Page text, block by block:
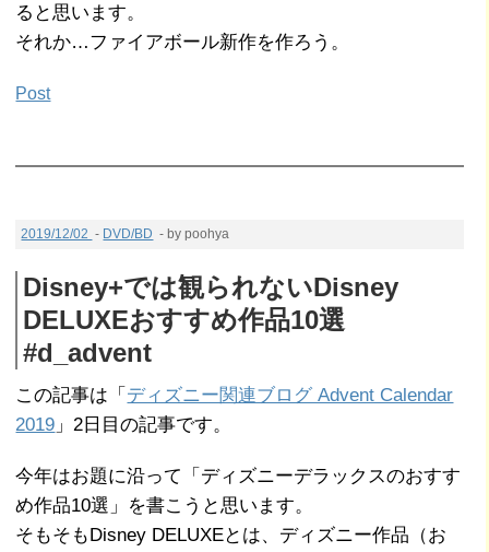
ると思います。
それか…ファイアボール新作を作ろう。
Post
2019/12/02 - DVD/BD - by poohya
Disney+では観られないDisney
DELUXEおすすめ作品10選
#d_advent
この記事は「 ディズニー関連ブログ Advent Calendar
2019 」2日目の記事です。
今年はお題に沿って「ディズニーデラックスのおすす
め作品10選」を書こうと思います。
そもそもDisney DELUXEとは、ディズニー作品（お